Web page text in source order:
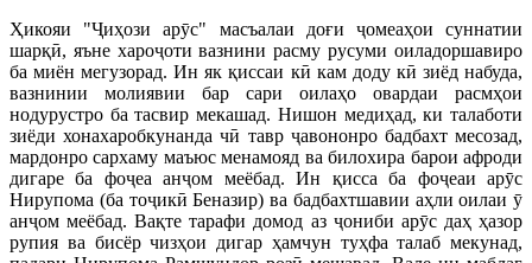
Ҳикояи "Ҷиҳози арӯс" масъалаи доғи ҷомеаҳои суннатии
шарқӣ, яъне хароҷоти вазнини расму русуми оиладоршавиро
ба миён мегузорад. Ин як қиссаи кӣ кам доду кӣ зиёд набуда,
вазнинии молиявии бар сари оилаҳо овардаи расмҳои
нодурустро ба тасвир мекашад. Нишон медиҳад, ки талаботи
зиёди хонахаробкунанда чӣ тавр ҷавононро бадбахт месозад,
мардонро сархаму маъюс менамояд ва билохира барои афроди
дигаре ба фоҷеа анҷом меёбад. Ин қисса ба фоҷеаи арӯс
Нирупома (ба тоҷикӣ Беназир) ва бадбахтшавии аҳли оилаи ӯ
анҷом меёбад. Вақте тарафи домод аз ҷониби арӯс даҳ ҳазор
рупия ва бисёр чизҳои дигар ҳамчун туҳфа талаб мекунад,